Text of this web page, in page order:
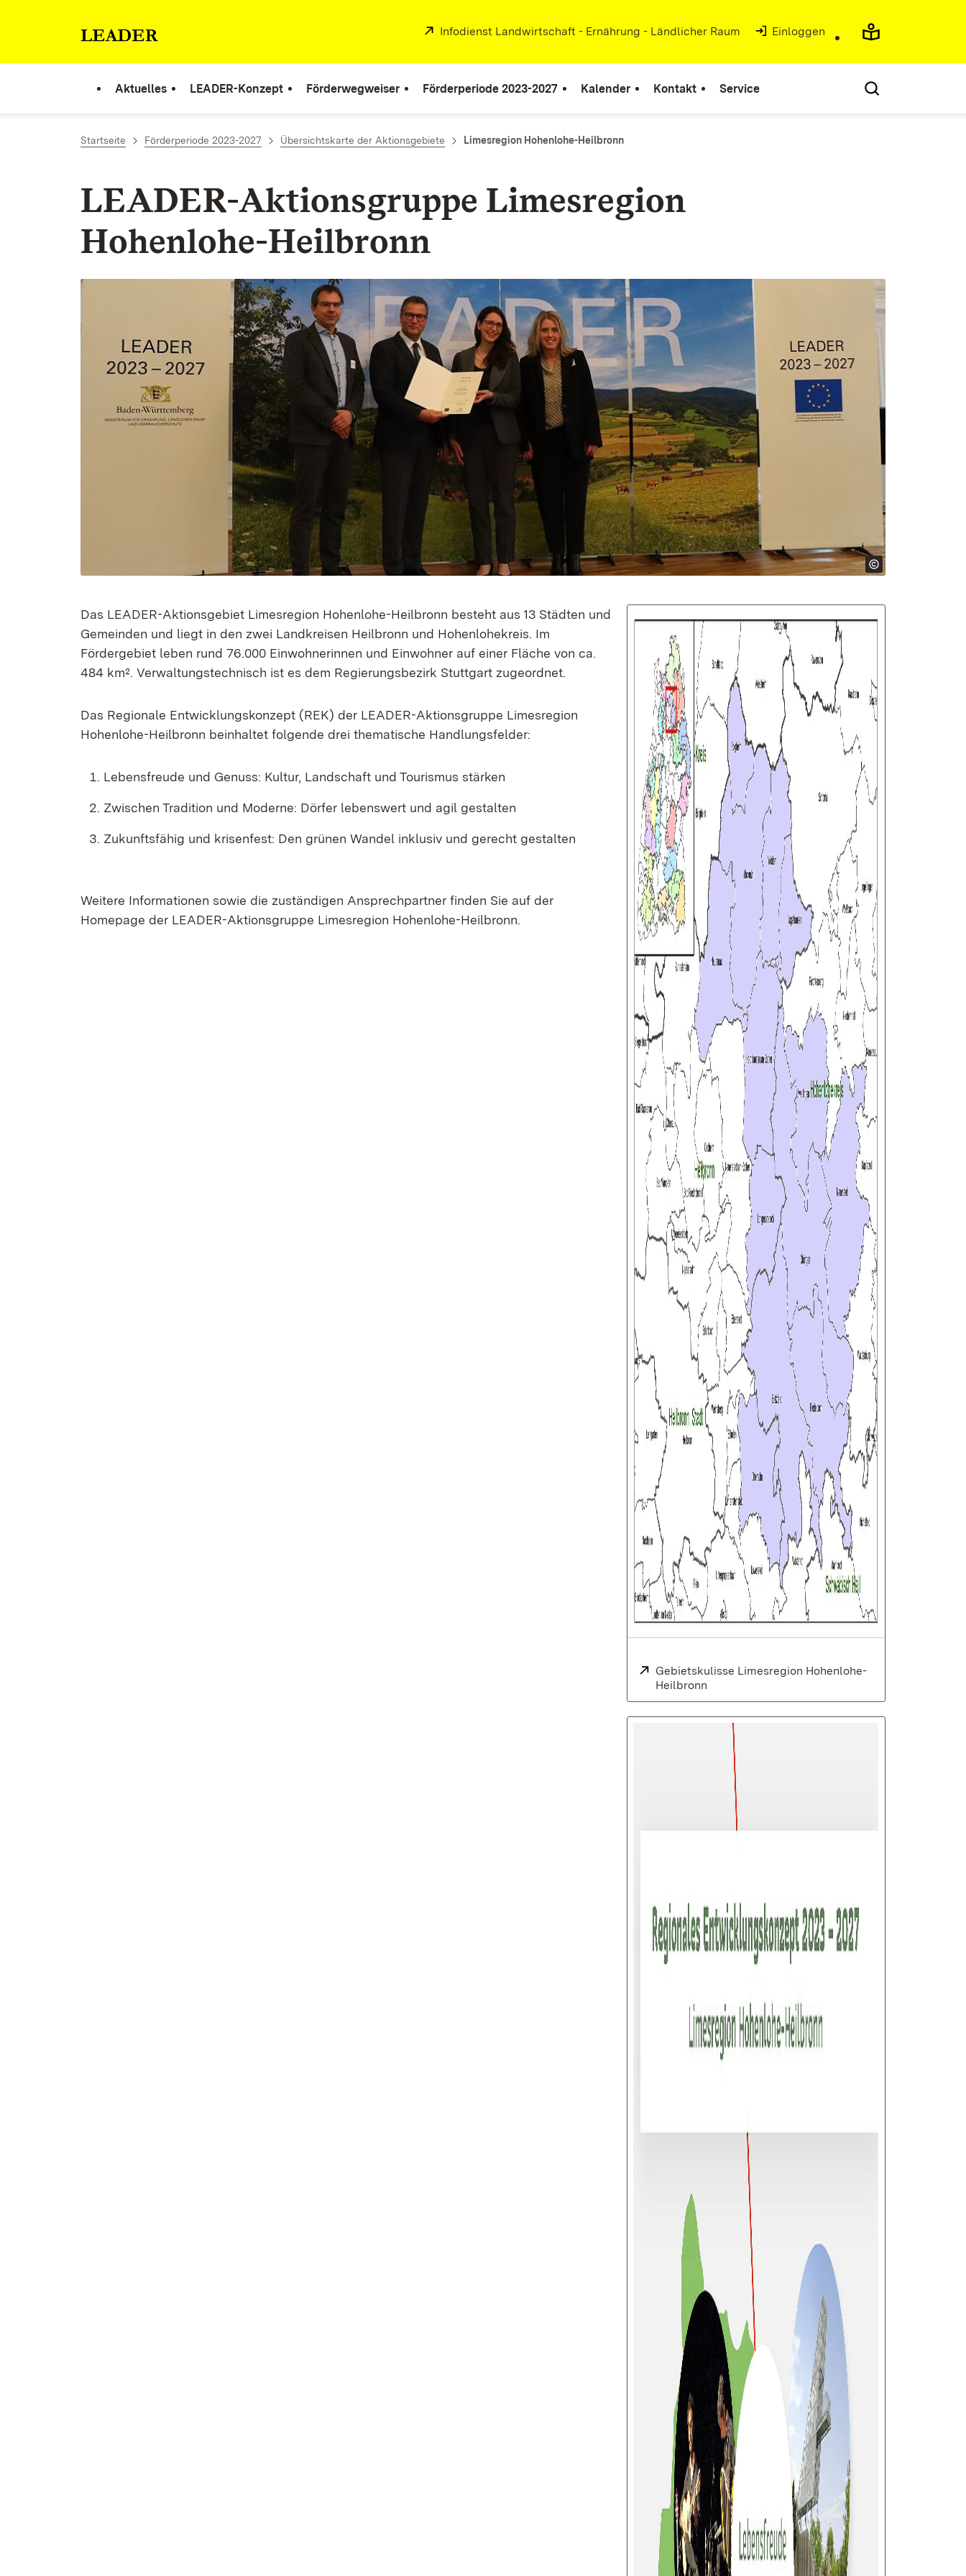
Link zur Startseite
Extern:
Infodienst Landwirtschaft - Ernährung - Ländlicher Raum Einloggen
Aktuelles LEADER-Konzept Förderwegweiser Förderperiode 2023-2027 Kalender Kontakt Service
Startseite Förderperiode 2023-2027 Übersichtskarte der Aktionsgebiete Limesregion Hohenlohe-Heilbronn
LEADER-Aktionsgruppe Limesregion
Hohenlohe-Heilbronn
Das LEADER-Aktionsgebiet Limesregion Hohenlohe-Heilbronn besteht aus 13 Städten und
Gemeinden und liegt in den zwei Landkreisen Heilbronn und Hohenlohekreis. Im
Fördergebiet leben rund 76.000 Einwohnerinnen und Einwohner auf einer Fläche von ca.
484 km². Verwaltungstechnisch ist es dem Regierungsbezirk Stuttgart zugeordnet.
Das Regionale Entwicklungskonzept (REK) der LEADER-Aktionsgruppe Limesregion
Hohenlohe-Heilbronn beinhaltet folgende drei thematische Handlungsfelder:
Lebensfreude und Genuss: Kultur, Landschaft und Tourismus stärken
Zwischen Tradition und Moderne: Dörfer lebenswert und agil gestalten
Zukunftsfähig und krisenfest: Den grünen Wandel inklusiv und gerecht gestalten
Weitere Informationen sowie die zuständigen Ansprechpartner finden Sie auf der
Homepage der LEADER-Aktionsgruppe Limesregion Hohenlohe-Heilbronn.
Extern:
Gebietskulisse Limesregion Hohenlohe-
Heilbronn